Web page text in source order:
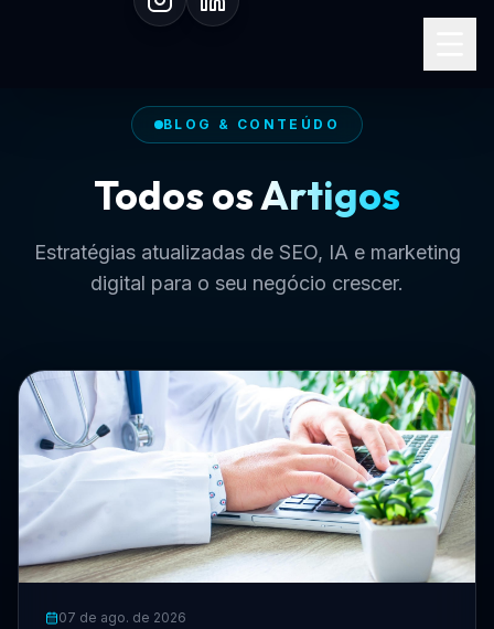
BLOG & CONTEÚDO
Todos osArtigos
Estratégias atualizadas de SEO, IA e marketing
digital para o seu negócio crescer.
07 de ago. de 2026